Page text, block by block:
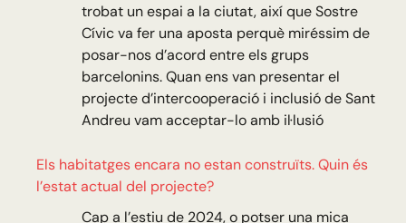
trobat un espai a la ciutat, així que Sostre
Cívic va fer una aposta perquè miréssim de
posar-nos d’acord entre els grups
barcelonins. Quan ens van presentar el
projecte d’intercooperació i inclusió de Sant
Andreu vam acceptar-lo amb il·lusió
Els habitatges encara no estan construïts. Quin és
l’estat actual del projecte?
Cap a l’estiu de 2024, o potser una mica